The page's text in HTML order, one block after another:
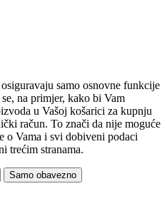
samo osnovne funkcije
na primjer, kako bi Vam
u Vašoj košarici za kupnju
račun. To znači da nije moguće
o Vama i svi dobiveni podaci
trećim stranama.
Samo obavezno